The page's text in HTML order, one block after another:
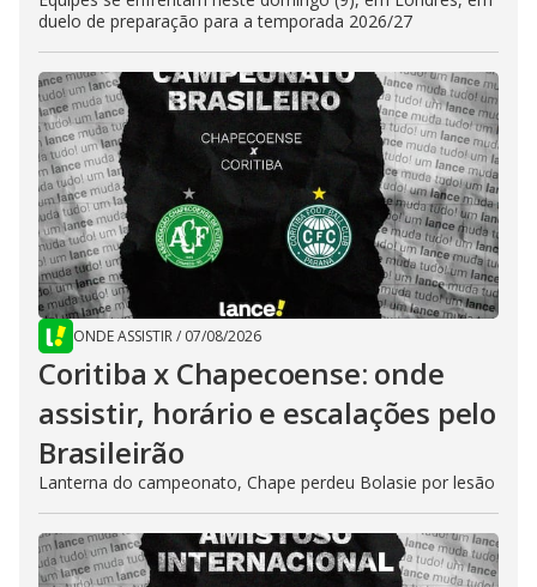
duelo de preparação para a temporada 2026/27
ONDE ASSISTIR/ 07/08/2026
Coritiba x Chapecoense: onde
assistir, horário e escalações pelo
Brasileirão
Lanterna do campeonato, Chape perdeu Bolasie por lesão